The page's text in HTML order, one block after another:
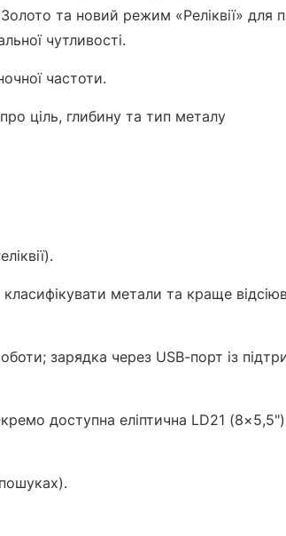
та новий режим «Реліквії» для
чутливості.
частоти.
ціль, глибину та тип металу
метали та краще
зарядка через USB-порт із
доступна еліптична LD21